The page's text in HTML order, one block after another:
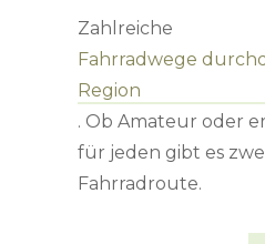
Zahlreiche
Fahrradwege
Region
. Ob Amateur oder
für jeden gibt es
Fahrradroute.